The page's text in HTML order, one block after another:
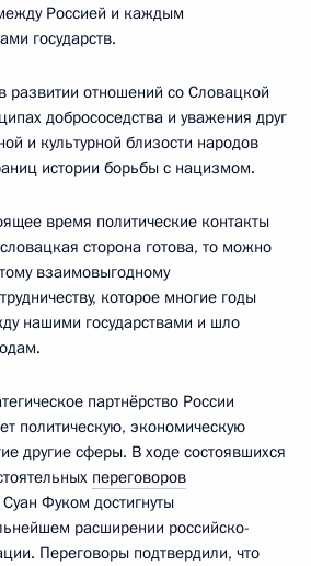
Россией и каждым
государств.
отношений со Словацкой
добрососедства и уважения друг
и культурной близости народов
истории борьбы с нацизмом.
время политические контакты
сторона готова, то можно
взаимовыгодному
которое многие годы
нашими государствами и шло
партнёрство России
политическую, экономическую
другие сферы. В ходе состоявшихся
переговоров
Фуком достигнуты
расширении российско-
Переговоры подтвердили, что